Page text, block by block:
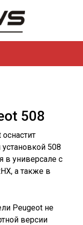
508
508
в универсале с
а также в
Peugeot не
версии